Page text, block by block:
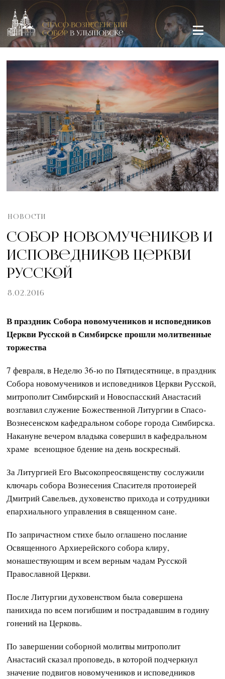
Спасо-Вознесенский кафедральный собор в Ульяновске
НОВОСТИ
Собор новомучеников и
исповедников Церкви
Русской
8.02.2016
В праздник Собора новомучеников и исповедников
Церкви Русской в Симбирске прошли молитвенные
торжества
7 февраля, в Неделю 36-ю по Пятидесятнице, в праздник
Собора новомучеников и исповедников Церкви Русской,
митрополит Симбирский и Новоспасский Анастасий
возглавил служение Божественной Литургии в Спасо-
Вознесенском кафедральном соборе города Симбирска.
Накануне вечером владыка совершил в кафедральном
храме всенощное бдение на день воскресный.
За Литургией Его Высокопреосвященству сослужили
ключарь собора Вознесения Спасителя протоиерей
Дмитрий Савельев, духовенство прихода и сотрудники
епархиального управления в священном сане.
По запричастном стихе было оглашено послание
Освященного Архиерейского собора клиру,
монашествующим и всем верным чадам Русской
Православной Церкви.
После Литургии духовенством была совершена
панихида по всем погибшим и пострадавшим в годину
гонений на Церковь.
По завершении соборной молитвы митрополит
Анастасий сказал проповедь, в которой подчеркнул
значение подвигов новомучеников и исповедников